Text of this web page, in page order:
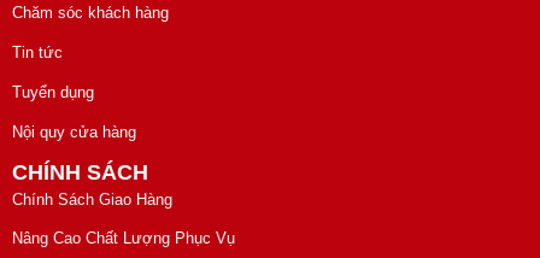
Chăm sóc khách hàng
Tin tức
Tuyển dụng
Nội quy cửa hàng
CHÍNH SÁCH
Chính Sách Giao Hàng
Nâng Cao Chất Lượng Phục Vụ